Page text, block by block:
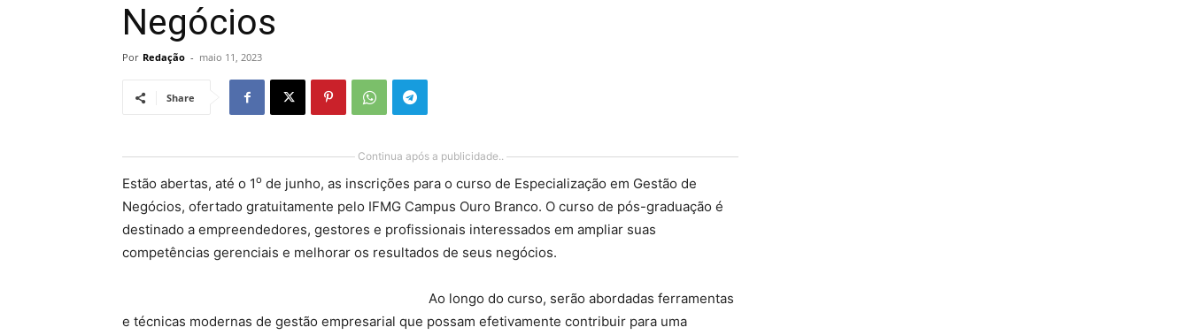
Negócios
Por Redação - maio 11, 2023
Share
Continua após a publicidade..
Estão abertas, até o 1o de junho, as inscrições para o curso de Especialização em Gestão de
Negócios, ofertado gratuitamente pelo IFMG Campus Ouro Branco. O curso de pós-graduação é
destinado a empreendedores, gestores e profissionais interessados em ampliar suas
competências gerenciais e melhorar os resultados de seus negócios.
Ao longo do curso, serão abordadas ferramentas
e técnicas modernas de gestão empresarial que possam efetivamente contribuir para uma